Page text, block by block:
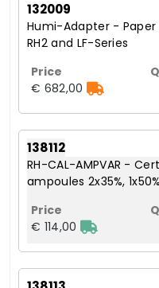
132009
Humi-Adapter -
RH2 and LF-Series
€ 682,00
138112
RH-CAL-AMPVAR -
ampoules 2x35%,
€ 114,00